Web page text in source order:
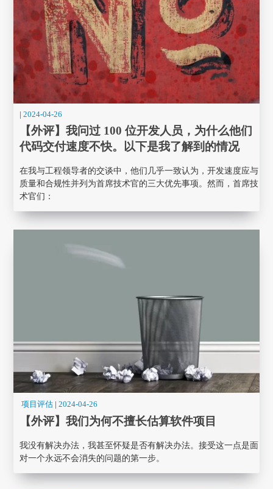
|2024-04-26
【外评】我问过 100 位开发人员，为什么他们
代码交付速度不快。以下是我了解到的情况
在我与工程领导者的交谈中，他们几乎一致认为，开发速度应与
质量和合规性并列为首席技术官的三大优先事项。然而，首席技
术官们：
项目评估 |2024-04-26
【外评】我们为何不擅长估算软件项目
我没有解决办法，我甚至怀疑是否有解决办法。接受这一点是面
对一个永远不会消失的问题的第一步。